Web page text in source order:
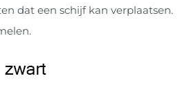
dat een schijf kan verplaatsen.